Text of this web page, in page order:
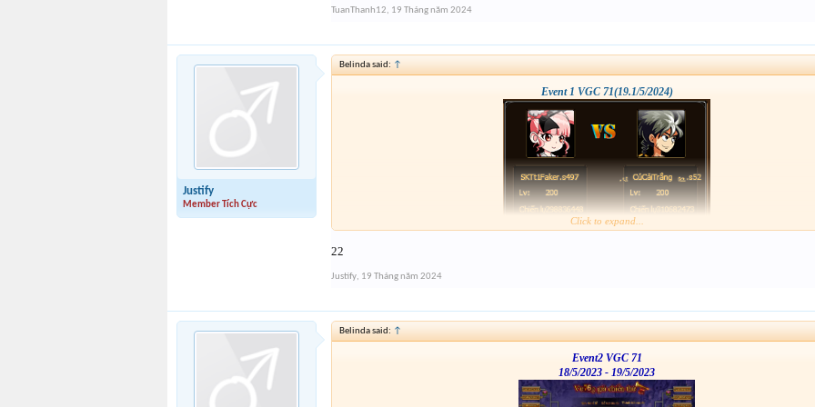
TuanThanh12, 19 Tháng năm 2024
Justify
Member Tích Cực
Belinda said: ↑
Event 1 VGC 71(19.1/5/2024)
Click to expand...
22
Justify, 19 Tháng năm 2024
Belinda said: ↑
Event2 VGC 71
18/5/2023 - 19/5/2023